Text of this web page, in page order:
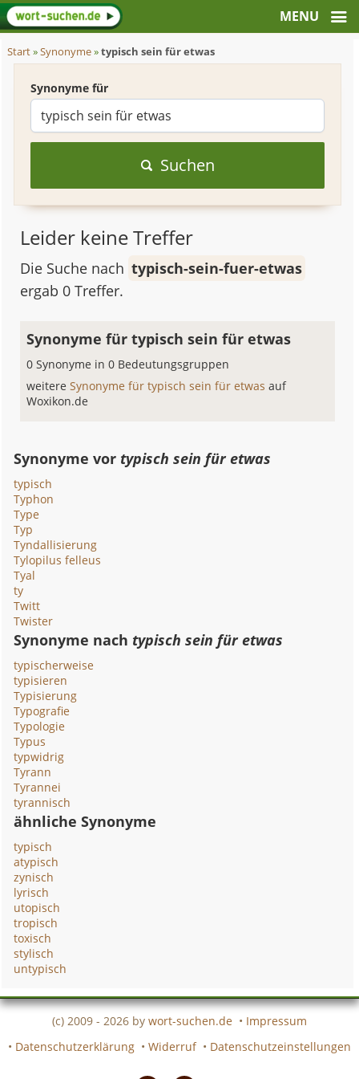
Start»Synonyme»typisch sein für etwas
Synonyme für
Suchen
Leider keine Treffer
Die Suche nach typisch-sein-fuer-etwas
ergab 0 Treffer.
Synonyme für typisch sein für etwas
0 Synonyme in 0 Bedeutungsgruppen
weitereSynonyme für typisch sein für etwasauf
Woxikon.de
Synonyme vor typisch sein für etwas
typisch
Typhon
Type
Typ
Tyndallisierung
Tylopilus felleus
Tyal
ty
Twitt
Twister
Synonyme nach typisch sein für etwas
typischerweise
typisieren
Typisierung
Typografie
Typologie
Typus
typwidrig
Tyrann
Tyrannei
tyrannisch
ähnliche Synonyme
typisch
atypisch
zynisch
lyrisch
utopisch
tropisch
toxisch
stylisch
untypisch
(c) 2009 - 2026 by wort-suchen.de • Impressum
• Datenschutzerklärung • Widerruf • Datenschutzeinstellungen